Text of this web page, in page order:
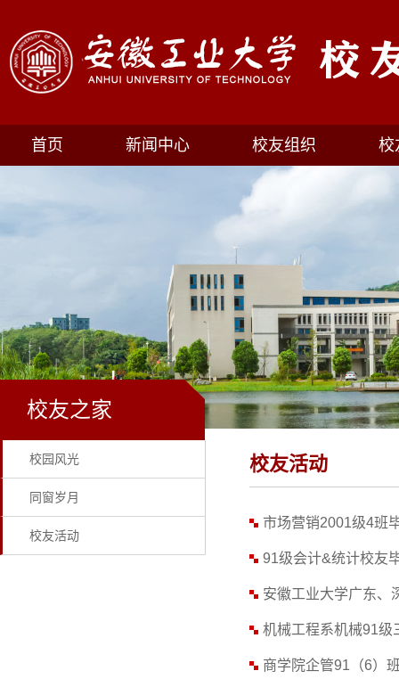
首页 新闻中心 校友组织 校
校友之家
校园风光
同窗岁月
校友活动
校友活动
市场营销2001级4班
91级会计&统计校友
安徽工业大学广东、
机械工程系机械91级
商学院企管91（6）